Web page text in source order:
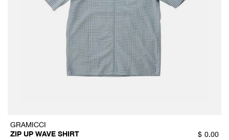
GRAMICCI
ZIP UP WAVE SHIRT
$ 0.00